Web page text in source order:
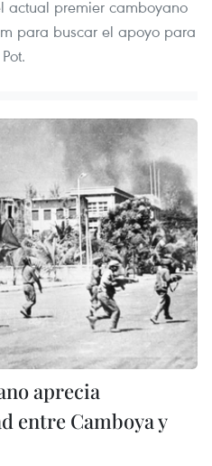
actual premier camboyano
para buscar el apoyo para
aprecia
entre Camboya y